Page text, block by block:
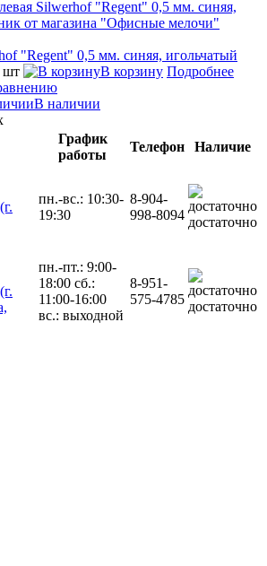
"Regent" 0,5 мм. синяя, игольчатый
шт В корзину Подробнее
В наличии
График
работы
Телефон
Наличие
пн.-вс.: 10:30-
19:30
8-904-
998-8094 достаточно
пн.-пт.: 9:00-
18:00 сб.:
11:00-16:00
вс.: выходной
8-951-
575-4785 достаточно